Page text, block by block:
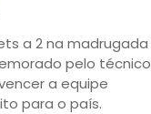
a 2 na madrugada
pelo técnico
a equipe
para o país.